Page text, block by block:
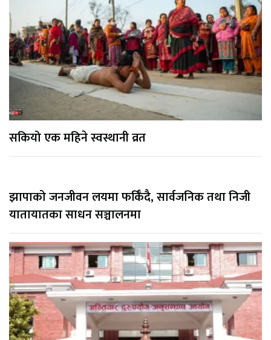
सकियो एक महिने स्वस्थानी व्रत
झापाको जनजीवन लयमा फर्किँदै, सार्वजनिक तथा निजी
यातायातका साधन सञ्चालनमा